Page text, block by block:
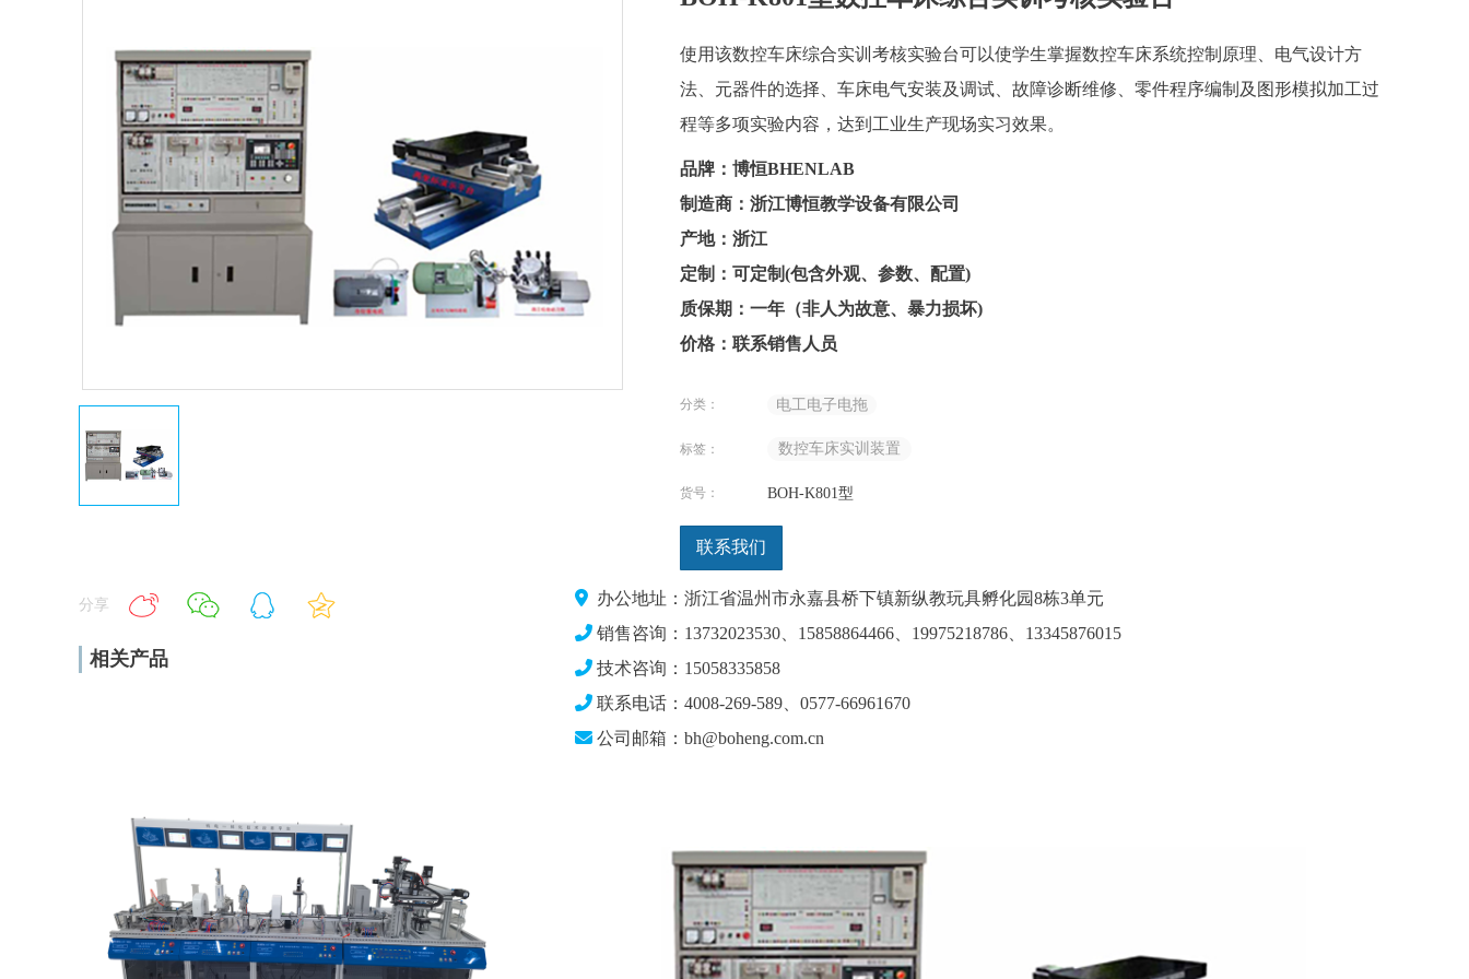
使用该数控车床综合实训考核实验台可以使学生掌握数控车床系统控制原理、电气设计方
法、元器件的选择、车床电气安装及调试、故障诊断维修、零件程序编制及图形模拟加工过
程等多项实验内容，达到工业生产现场实习效果。
品牌：博恒BHENLAB
制造商：浙江博恒教学设备有限公司
产地：浙江
定制：可定制(包含外观、参数、配置)
质保期：一年（非人为故意、暴力损坏)
价格：联系销售人员
分类： 电工电子电拖
标签： 数控车床实训装置
货号： BOH-K801型
联系我们
分享
相关产品
办公地址：浙江省温州市永嘉县桥下镇新纵教玩具孵化园8栋3单元
销售咨询：13732023530、15858864466、19975218786、13345876015
技术咨询：15058335858
联系电话：4008-269-589、0577-66961670
公司邮箱：bh@boheng.com.cn